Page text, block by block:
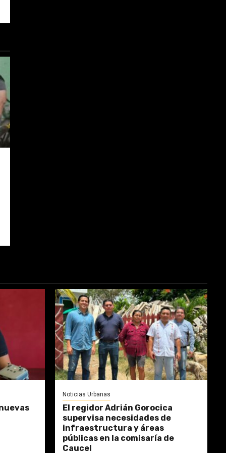
Noticias Urbanas
El regidor Adrián Gorocica
supervisa necesidades de
infraestructura y áreas
públicas en la comisaría de
Caucel